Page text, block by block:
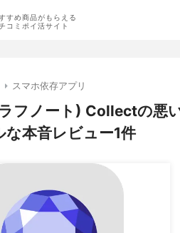
すめ商品がもらえる
コミポイ活サイト
スマホ依存アプリ
フノート) Collectの悪
な本音レビュー1件